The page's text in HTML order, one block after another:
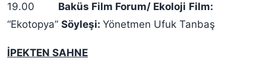
19.00 Baküs Film Forum/ Ekoloji Film:
“Ekotopya” Söyleşi: Yönetmen Ufuk Tanbaş
İPEKTEN SAHNE